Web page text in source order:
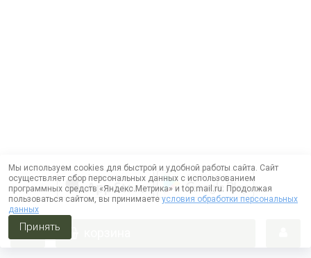
Мы используем cookies для быстрой и удобной работы сайта. Сайт
осуществляет сбор персональных данных с использованием
программных средств «Яндекс.Метрика» и top.mail.ru. Продолжая
пользоваться сайтом, вы принимаете условия обработки персональных
данных
Принять